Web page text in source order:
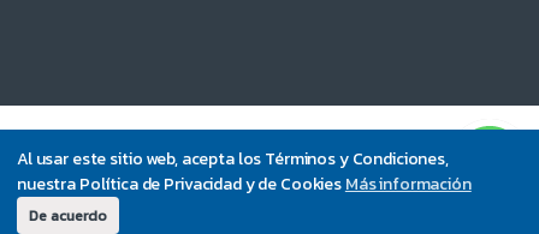
Al usar este sitio web, acepta los Términos y Condiciones,
nuestra Política de Privacidad y de CookiesMás información
De acuerdo